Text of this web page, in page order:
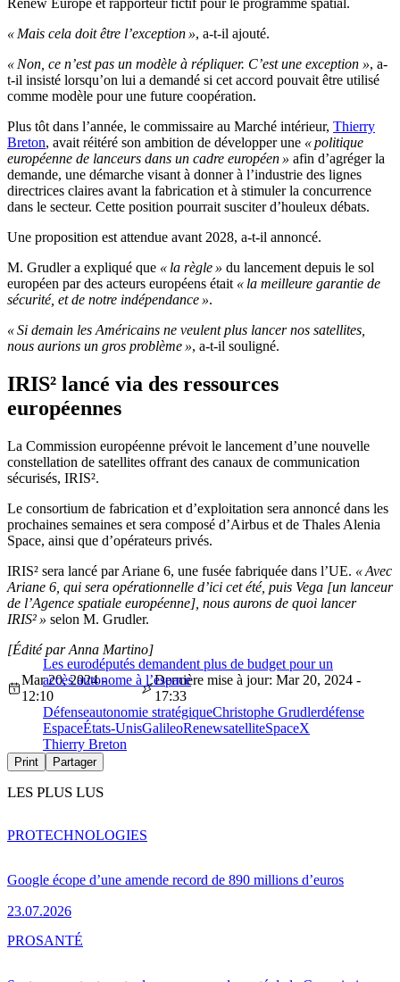
Renew Europe et rapporteur fictif pour le programme spatial.
« Mais cela doit être l’exception », a-t-il ajouté.
« Non, ce n’est pas un modèle à répliquer. C’est une exception », a-
t-il insisté lorsqu’on lui a demandé si cet accord pouvait être utilisé
comme modèle pour une future coopération.
Plus tôt dans l’année, le commissaire au Marché intérieur, Thierry
Breton, avait réitéré son ambition de développer une « politique
européenne de lanceurs dans un cadre européen » afin d’agréger la
demande, une démarche visant à donner à l’industrie des lignes
directrices claires avant la fabrication et à stimuler la concurrence
dans le secteur. Cette position pourrait susciter d’houleux débats.
Une proposition est attendue avant 2028, a-t-il annoncé.
M. Grudler a expliqué que « la règle » du lancement depuis le sol
européen par des acteurs européens était « la meilleure garantie de
sécurité, et de notre indépendance ».
« Si demain les Américains ne veulent plus lancer nos satellites,
nous aurions un gros problème », a-t-il souligné.
IRIS² lancé via des ressources
européennes
La Commission européenne prévoit le lancement d’une nouvelle
constellation de satellites offrant des canaux de communication
sécurisés, IRIS².
Le consortium de fabrication et d’exploitation sera annoncé dans les
prochaines semaines et sera composé d’Airbus et de Thales Alenia
Space, ainsi que d’opérateurs privés.
IRIS² sera lancé par Ariane 6, une fusée fabriquée dans l’UE. « Avec
Ariane 6, qui sera opérationnelle d’ici cet été, puis Vega [un lanceur
de l’Agence spatiale européenne], nous aurons de quoi lancer
IRIS² » selon M. Grudler.
Les eurodéputés demandent plus de budget pour un
accès autonome à l’espace
[Édité par Anna Martino]
Mar 20, 2024 -
12:10
Dernière mise à jour: Mar 20, 2024 -
17:33
Défenseautonomie stratégiqueChristophe Grudlerdéfense
EspaceÉtats-UnisGalileoRenewsatelliteSpaceX
Thierry Breton
Print Partager
LES PLUS LUS
Google écope d’une amende record de 890 millions d’euros
23.07.2026
PROTECHNOLOGIES
PROSANTÉ